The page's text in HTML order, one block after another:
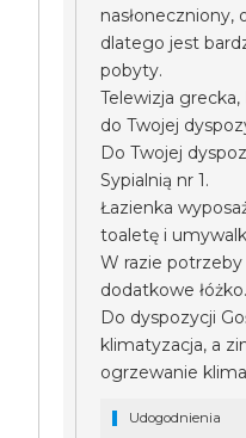
nasłoneczniony,
dlatego jest
pobyty.
Telewizja
do Twojej
Do Twojej
Sypialnią nr 1.
Łazienka
toaletę i
W razie
dodatkowe łóżko.
Do dyspozycji
klimatyzacja, a
ogrzewanie
Udogodnienia